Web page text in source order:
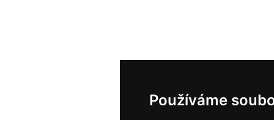
Používáme